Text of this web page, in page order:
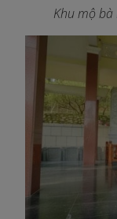
Khu mộ bà